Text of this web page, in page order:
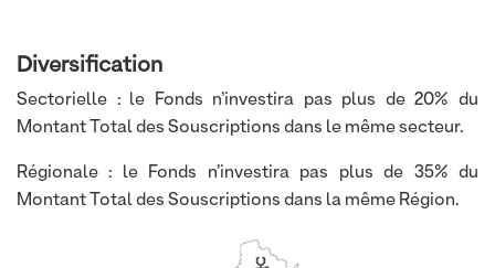
Diversification
Sectorielle : le Fonds n’investira pas plus de 20% du
Montant Total des Souscriptions dans le même secteur.
Régionale : le Fonds n’investira pas plus de 35% du
Montant Total des Souscriptions dans la même Région.